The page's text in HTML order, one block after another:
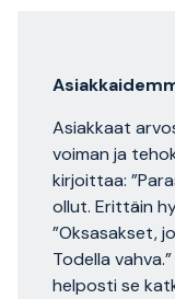
Asiakkaat
voiman ja
kirjoittaa:
ollut. Erittäin
”Oksasakset,
Todella
helposti se